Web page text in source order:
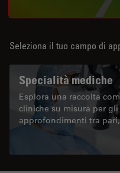
Seleziona il tuo campo di
Specialità mediche
Esplora una raccolta
cliniche su misura per
approfondimenti tra